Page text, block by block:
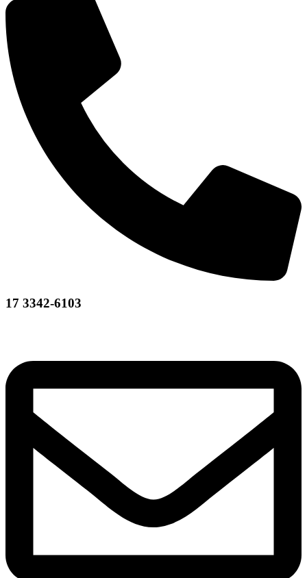
17 3342-6103